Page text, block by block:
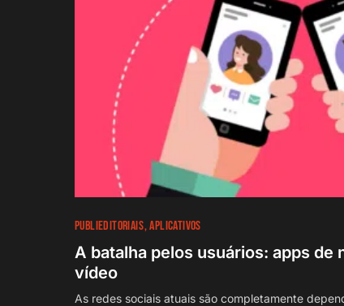
PUBLIEDITORIAIS APLICATIVOS
A batalha pelos usuários: apps de
vídeo
As redes sociais atuais são completamente